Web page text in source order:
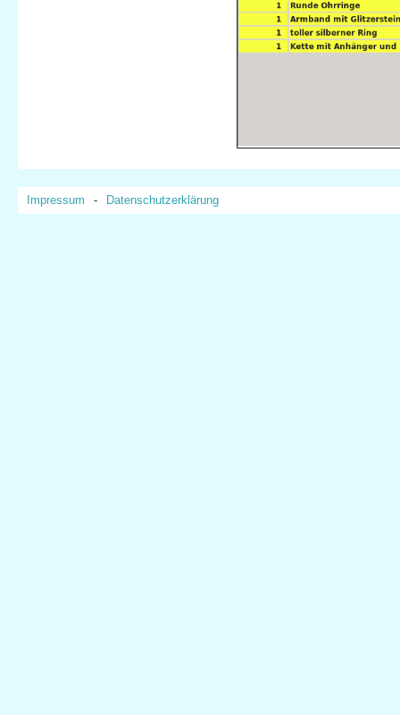
Impressum - Datenschutzerklärung